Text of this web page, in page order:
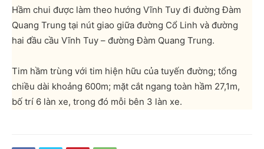
Hầm chui được làm theo hướng Vĩnh Tuy đi đường Đàm
Quang Trung tại nút giao giữa đường Cổ Linh và đường
hai đầu cầu Vĩnh Tuy – đường Đàm Quang Trung.
Tim hầm trùng với tim hiện hữu của tuyến đường; tổng
chiều dài khoảng 600m; mặt cắt ngang toàn hầm 27,1m,
bố trí 6 làn xe, trong đó mỗi bên 3 làn xe.